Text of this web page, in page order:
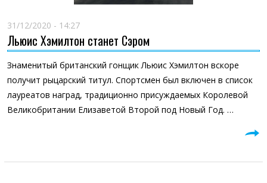
31/12/2020 - 14:27
Льюис Хэмилтон станет Сэром
Знаменитый британский гонщик Льюис Хэмилтон вскоре
получит рыцарский титул. Спортсмен был включен в список
лауреатов наград, традиционно присуждаемых Королевой
Великобритании Елизаветой Второй под Новый Год. …